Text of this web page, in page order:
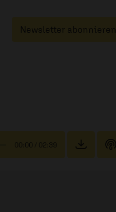
Newsletter abonnieren
00:00 / 02:39